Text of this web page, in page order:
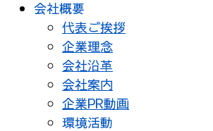
会社概要
代表ご挨拶
企業理念
会社沿革
会社案内
企業PR動画
環境活動